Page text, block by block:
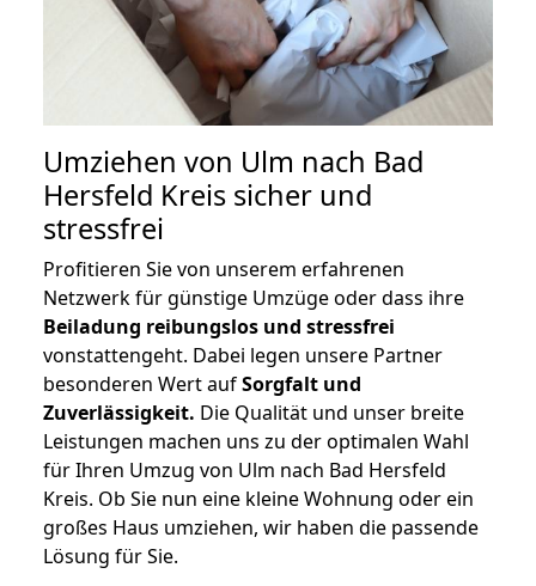
Umziehen von Ulm nach Bad
Hersfeld Kreis sicher und
stressfrei
Profitieren Sie von unserem erfahrenen
Netzwerk für günstige Umzüge oder dass ihre
Beiladung reibungslos und stressfrei
vonstattengeht. Dabei legen unsere Partner
besonderen Wert aufSorgfalt und
Zuverlässigkeit. Die Qualität und unser breite
Leistungen machen uns zu der optimalen Wahl
für Ihren Umzug von Ulm nach Bad Hersfeld
Kreis. Ob Sie nun eine kleine Wohnung oder ein
großes Haus umziehen, wir haben die passende
Lösung für Sie.